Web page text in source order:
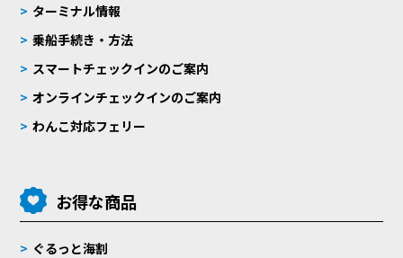
ターミナル情報
乗船手続き・方法
スマートチェックインのご案内
オンラインチェックインのご案内
わんこ対応フェリー
お得な商品
ぐるっと海割